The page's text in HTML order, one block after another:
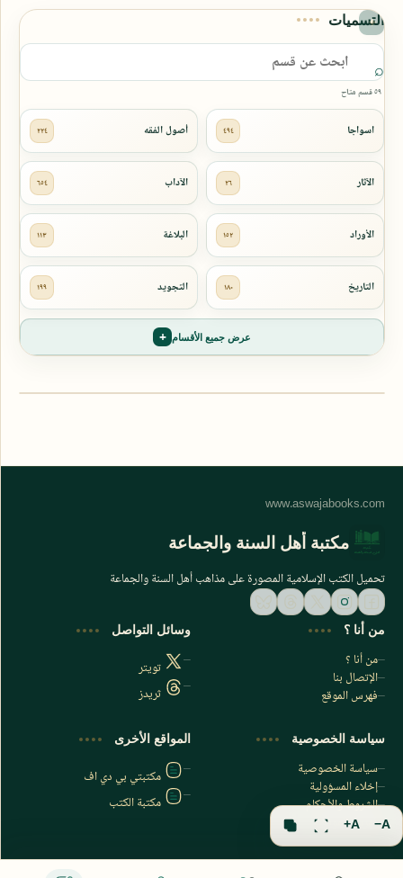
التسميات
٥٩ قسم متاح
عرض جميع الأقسام
اشترك الآن
اشترك في قناتنا على تليجرام
مكتبة أهل السنة والجماعة
تحميل الكتب الإسلامية المصورة على مذاهب أهل السنة والجماعة
من أنا ؟
من أنا ؟
الإتصال بنا
فهرس الموقع
وسائل التواصل
تويتر
ثريدز
سياسة الخصوصية
سياسة الخصوصية
إخلاء المسؤولية
الشروط والأحكام
فهرس الموقع
المواقع الأخرى
مكتبتي بي دي اف
مكتبة الكتب
A−
A+